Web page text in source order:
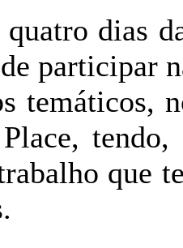
dias
participar
temáticos,
que